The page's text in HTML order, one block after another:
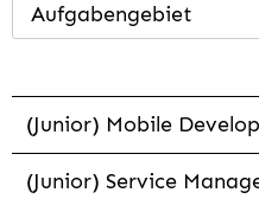
Aufgabengebiet
(Junior) Mobile
(Junior) Service